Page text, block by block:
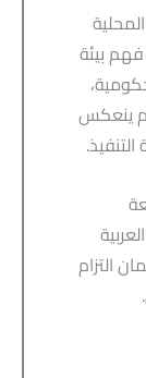
بيئة
ينعكس
التزام